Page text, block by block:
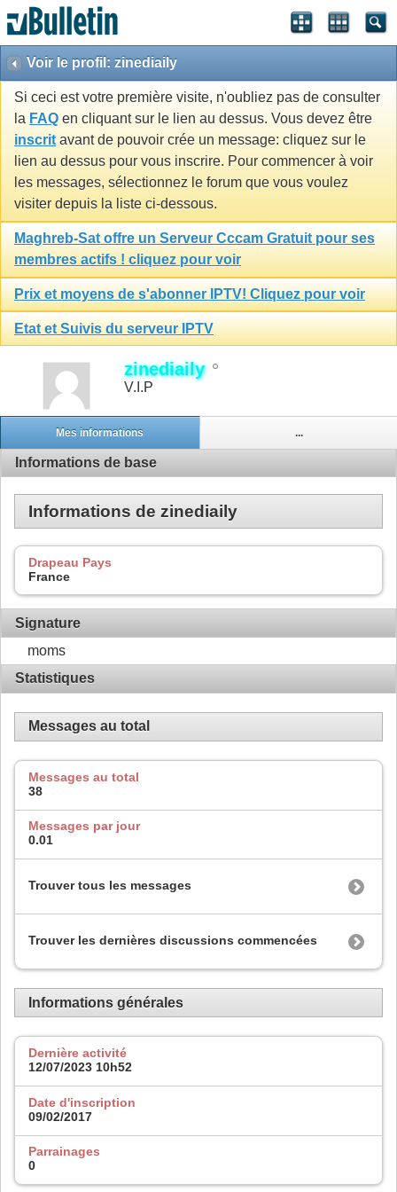
Voir le profil: zinediaily
Si ceci est votre première visite, n'oubliez pas de consulter
la FAQ en cliquant sur le lien au dessus. Vous devez être
inscrit avant de pouvoir crée un message: cliquez sur le
lien au dessus pour vous inscrire. Pour commencer à voir
les messages, sélectionnez le forum que vous voulez
visiter depuis la liste ci-dessous.
Maghreb-Sat offre un Serveur Cccam Gratuit pour ses
membres actifs ! cliquez pour voir
Prix et moyens de s'abonner IPTV! Cliquez pour voir
Etat et Suivis du serveur IPTV
zinediaily
V.I.P
Mes informations ...
Informations de base
Informations de zinediaily
Drapeau Pays
France
Signature
moms
Statistiques
Messages au total
Messages au total
38
Messages par jour
0.01
Trouver tous les messages
Trouver les dernières discussions commencées
Informations générales
Dernière activité
12/07/2023 10h52
Date d'inscription
09/02/2017
Parrainages
0